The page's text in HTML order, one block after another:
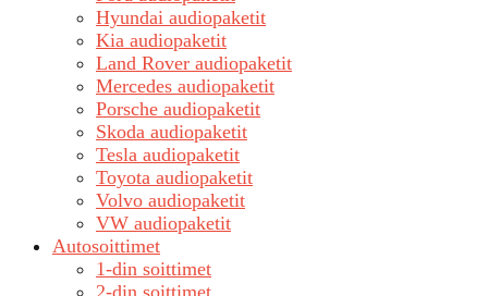
Hyundai audiopaketit
Kia audiopaketit
Land Rover audiopaketit
Mercedes audiopaketit
Porsche audiopaketit
Skoda audiopaketit
Tesla audiopaketit
Toyota audiopaketit
Volvo audiopaketit
VW audiopaketit
Autosoittimet
1-din soittimet